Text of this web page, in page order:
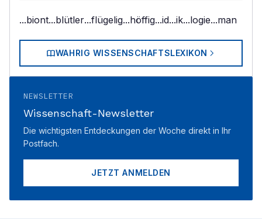
...biont...blütler...flügelig...höffig...id...ik...logie...man
WAHRIG WISSENSCHAFTSLEXIKON
NEWSLETTER
Wissenschaft-Newsletter
Die wichtigsten Entdeckungen der Woche direkt in Ihr
Postfach.
JETZT ANMELDEN